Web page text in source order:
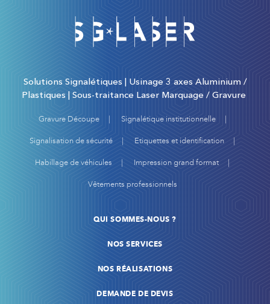
Solutions Signalétiques | Usinage 3 axes Aluminium /
Plastiques | Sous-traitance Laser Marquage / Gravure
Gravure Découpe Signalétique institutionnelle
Signalisation de sécurité Etiquettes et identification
Habillage de véhicules Impression grand format
Vêtements professionnels
QUI SOMMES-NOUS ?
NOS SERVICES
NOS RÉALISATIONS
DEMANDE DE DEVIS